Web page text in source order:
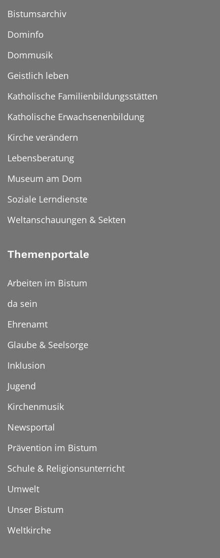
Bistumsarchiv
Dominfo
Dommusik
Geistlich leben
Katholische Familienbildungsstätten
Katholische Erwachsenenbildung
Kirche verändern
Lebensberatung
Museum am Dom
Soziale Lerndienste
Weltanschauungen & Sekten
Themenportale
Arbeiten im Bistum
da sein
Ehrenamt
Glaube & Seelsorge
Inklusion
Jugend
Kirchenmusik
Newsportal
Prävention im Bistum
Schule & Religionsunterricht
Umwelt
Unser Bistum
Weltkirche